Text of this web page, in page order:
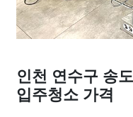
인천 연수구 송
입주청소 가격